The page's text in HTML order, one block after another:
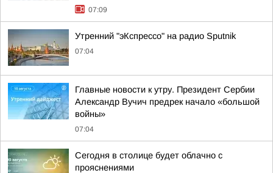
07:09
Утренний "эКспрессо" на радио Sputnik
07:04
Главные новости к утру. Президент Сербии
Александр Вучич предрек начало «большой
войны»
07:04
Сегодня в столице будет облачно с
прояснениями